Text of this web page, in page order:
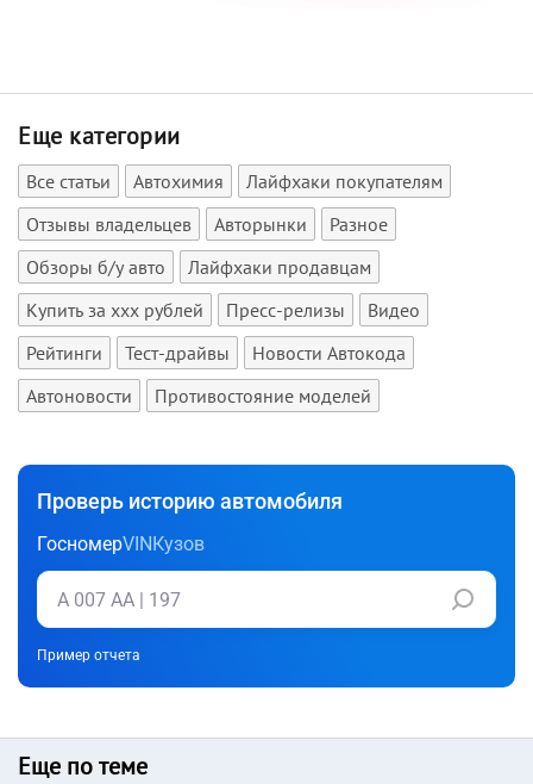
Еще категории
Все статьи Автохимия
Лайфхаки покупателям
Отзывы владельцев
Авторынки
Разное
Обзоры б/у авто
Лайфхаки продавцам
Купить за xxx рублей
Пресс-релизы
Видео
Рейтинги
Тест-драйвы
Новости Автокода
Автоновости
Противостояние моделей
Проверь историю автомобиля
ГосномерVINКузов
Пример отчета
Еще по теме